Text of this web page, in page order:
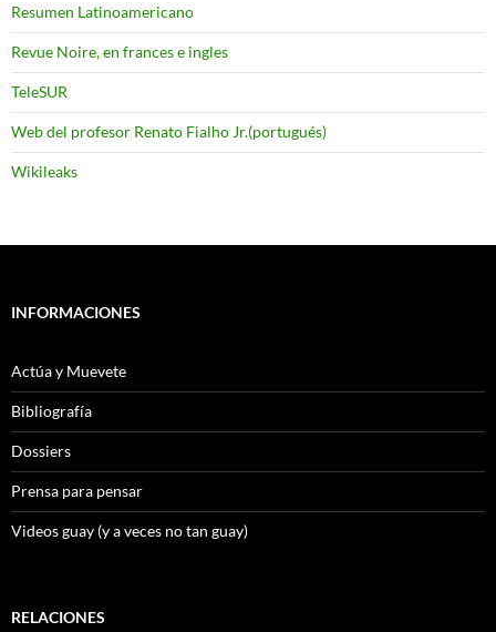
Resumen Latinoamericano
Revue Noire, en frances e ingles
TeleSUR
Web del profesor Renato Fialho Jr.(portugués)
Wikileaks
INFORMACIONES
Actúa y Muevete
Bibliografía
Dossiers
Prensa para pensar
Videos guay (y a veces no tan guay)
RELACIONES